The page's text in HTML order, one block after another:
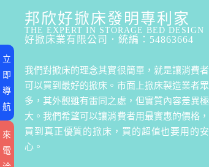
邦欣好掀床發明專利家
THE EXPERT IN STORAGE BED DESIGN
好掀床業有限公司．統編：54863664
我們對掀床的理念其實很簡單，就是讓消費者
可以買到最好的掀床。市面上掀床製造業者眾
多，其外觀雖有雷同之處，但實質內容差異極
大。我們希望可以讓消費者用最實惠的價格，
買到真正優質的掀床，買的超值也要用的安
心。
立
即
導
航
來
電